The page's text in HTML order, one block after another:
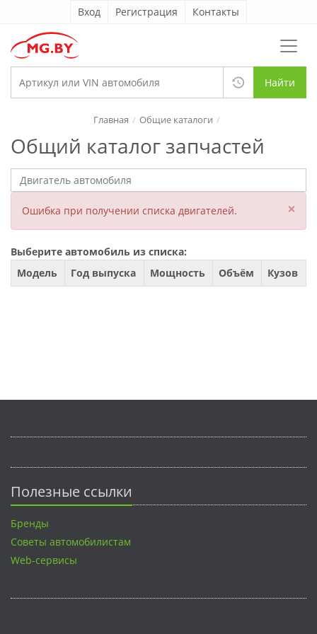
Вход Регистрация Контакты
Найти
Общий каталог запчастей
Главная Общие каталоги
Ошибка при получении списка двигателей. ×
Выберите автомобиль из списка:
Модель
Год выпуска Мощность Объём Кузов
Полезные ссылки
Бренды
Советы автомобилистам
Web-сервисы